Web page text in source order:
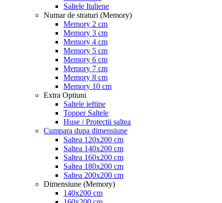
Saltele Italiene
Numar de straturi (Memory)
Memory 2 cm
Memory 3 cm
Memory 4 cm
Memory 5 cm
Memory 6 cm
Memory 7 cm
Memory 8 cm
Memory 10 cm
Extra Optiuni
Saltele ieftine
Topper Saltele
Huse / Protectii saltea
Cumpara dupa dimensiune
Saltea 120x200 cm
Saltea 140x200 cm
Saltea 160x200 cm
Saltea 180x200 cm
Saltea 200x200 cm
Dimensiune (Memory)
140x200 cm